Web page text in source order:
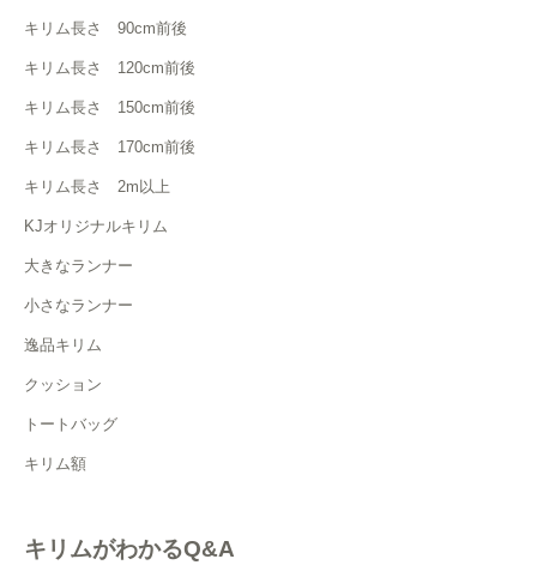
キリム長さ 90cm前後
キリム長さ 120cm前後
キリム長さ 150cm前後
キリム長さ 170cm前後
キリム長さ 2m以上
KJオリジナルキリム
大きなランナー
小さなランナー
逸品キリム
クッション
トートバッグ
キリム額
キリムがわかるQ&A